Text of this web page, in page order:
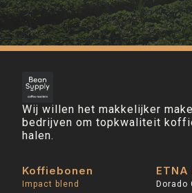
Wij willen het makkelijker
bedrijven om topkwaliteit
halen.
Koffiebonen
Impact blend Dorado